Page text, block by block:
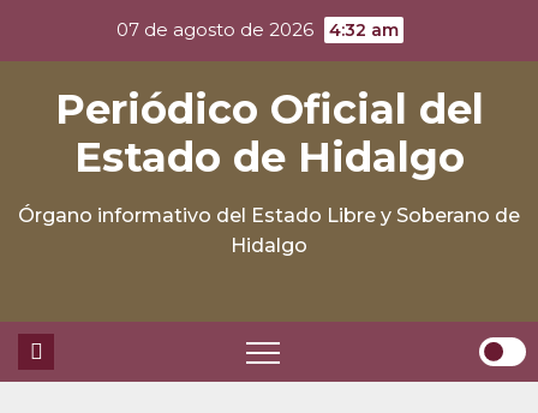
07 de agosto de 2026 4:32 am
Periódico Oficial del
Estado de Hidalgo
Órgano informativo del Estado Libre y Soberano de
Hidalgo